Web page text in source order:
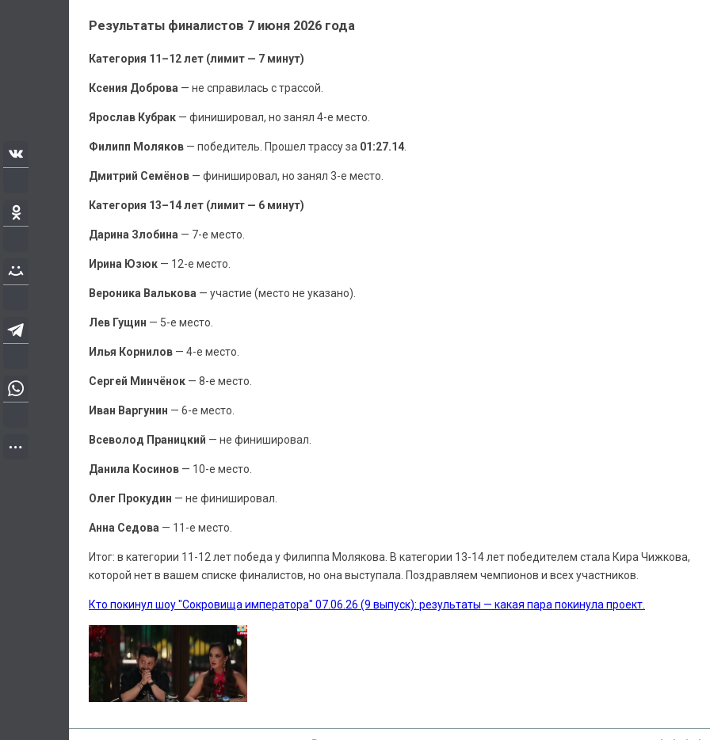
Результаты финалистов 7 июня 2026 года
Категория 11–12 лет (лимит — 7 минут)
Ксения Доброва — не справилась с трассой.
Ярослав Кубрак — финишировал, но занял 4-е место.
Филипп Моляков — победитель. Прошел трассу за 01:27.14.
Дмитрий Семёнов — финишировал, но занял 3-е место.
Категория 13–14 лет (лимит — 6 минут)
Дарина Злобина — 7-е место.
Ирина Юзюк — 12-е место.
Вероника Валькова — участие (место не указано).
Лев Гущин — 5-е место.
Илья Корнилов — 4-е место.
Сергей Минчёнок — 8-е место.
Иван Варгунин — 6-е место.
Всеволод Праницкий — не финишировал.
Данила Косинов — 10-е место.
Олег Прокудин — не финишировал.
Анна Седова — 11-е место.
Итог: в категории 11-12 лет победа у Филиппа Молякова. В категории 13-14 лет победителем стала Кира Чижкова,
которой нет в вашем списке финалистов, но она выступала. Поздравляем чемпионов и всех участников.
Кто покинул шоу "Сокровища императора" 07.06.26 (9 выпуск): результаты — какая пара покинула проект.